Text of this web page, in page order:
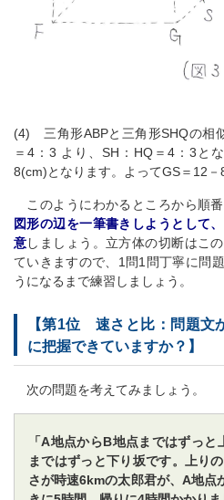
(4) 三角形ABPと三角形SHQの相
＝4：3 より、SH：HQ＝4：3と
8(cm)となります。よってGS＝12－
このようにわかるところから順番
図形の辺を一筆書きしようとして
意しましょう。立方体の切断はこ
ていきますので、1問1問丁寧に問
うになるまで練習しましょう。
【第1位 速さと比：問題文
に把握できていますか？】
次の問題を考えてみましょう。
「A地点からB地点まではずっ
まではずっと下り坂です。上り
さが時速6kmの太郎君が、A地点